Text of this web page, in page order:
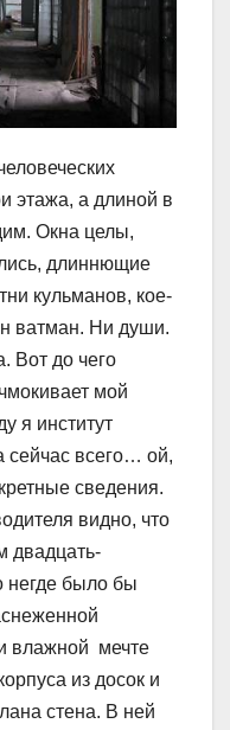
этажа, а длиной в
Окна целы,
длиннющие
кульманов, кое-
ватман. Ни души.
Вот до чего
мой
я институт
сейчас всего… ой,
сведения.
видно, что
двадцать-
негде было бы
влажной мечте
из досок и
стена. В ней